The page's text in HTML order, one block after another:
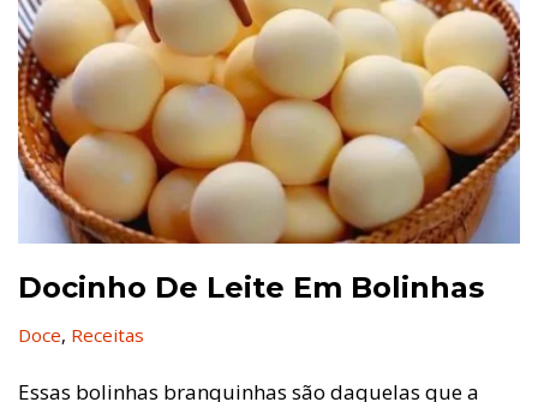
Docinho De Leite Em Bolinhas
Doce, Receitas
Essas bolinhas branquinhas são daquelas que a